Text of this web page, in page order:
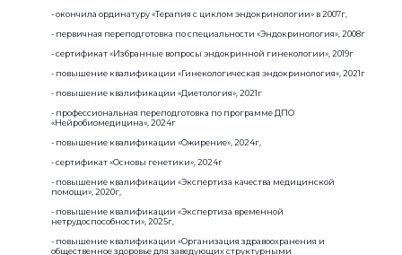
- окончила ординатуру «Терапия с циклом эндокринологии» в 2007г,
- первичная переподготовка по специальности «Эндокринология», 2008г
- сертификат «Избранные вопросы эндокринной гинекологии», 2019г
- повышение квалификации «Гинекологическая эндокринология», 2021г
- повышение квалификации «Диетология», 2021г
- профессиональная переподготовка по программе ДПО
«Нейробиомедицина», 2024г
- повышение квалификации «Ожирение», 2024г,
- сертификат «Основы генетики», 2024г
- повышение квалификации «Экспертиза качества медицинской
помощи», 2020г,
- повышение квалификации «Экспертиза временной
нетрудоспособности», 2025г,
- повышение квалификации «Организация здравоохранения и
общественное здоровье для заведующих структурными